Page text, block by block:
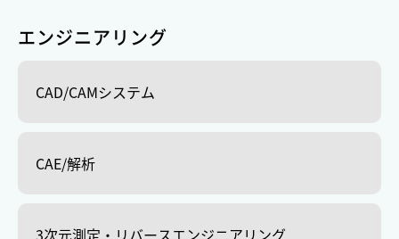
エンジニアリング
CAD/CAMシステム
CAE/解析
3次元測定・リバースエンジニアリング